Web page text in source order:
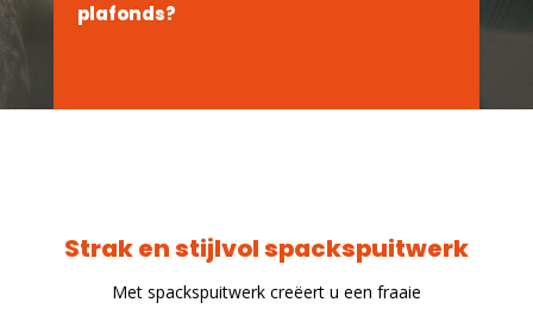
plafonds?
"
Strak en stijlvol spackspuitwerk
Met spackspuitwerk creëert u een fraaie